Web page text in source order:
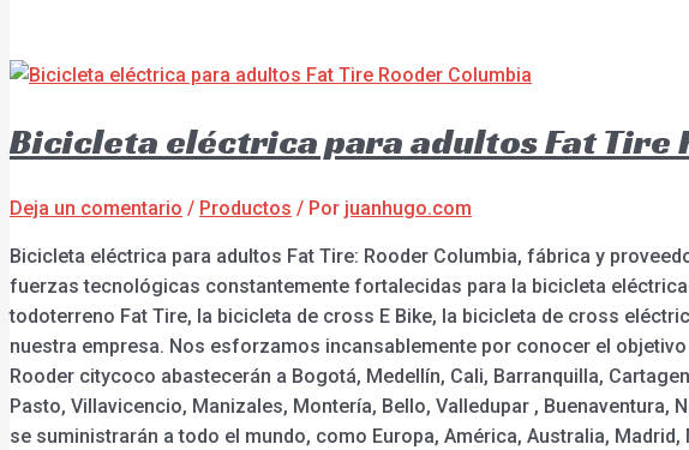
Bicicleta eléctrica para adultos Fat Tire
Deja un comentario / Productos / Por juanhugo.com
Bicicleta eléctrica para adultos Fat Tire: Rooder Columbia, fábrica y
fuerzas tecnológicas constantemente fortalecidas para la bicicleta
todoterreno Fat Tire, la bicicleta de cross E Bike, la bicicleta de cross
nuestra empresa. Nos esforzamos incansablemente por conocer el
Rooder citycoco abastecerán a Bogotá, Medellín, Cali, Barranquilla,
Pasto, Villavicencio, Manizales, Montería, Bello, Valledupar ,
se suministrarán a todo el mundo, como Europa, América, Australia,